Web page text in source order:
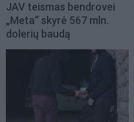
JAV teismas bendrovei
„Meta“ skyrė 567 mln.
dolerių baudą